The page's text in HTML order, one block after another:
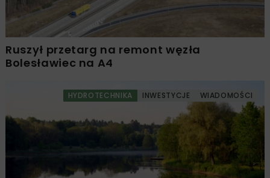
Ruszył przetarg na remont węzła
Bolesławiec na A4
HYDROTECHNIKA INWESTYCJE WIADOMOŚCI